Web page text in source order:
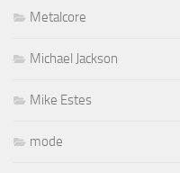
Metalcore
Michael Jackson
Mike Estes
mode